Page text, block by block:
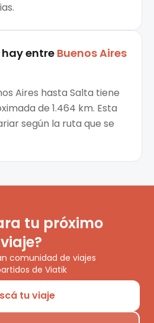
entreBuenos Aires
Aires hasta Salta tiene
de 1.464 km. Esta
según la ruta que se
tu próximo
viaje?
comunidad de viajes
de Viatik
tu viaje